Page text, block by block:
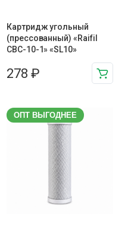
Картридж угольный
(прессованный) «Raifil
CBC-10-1» «SL10»
278 ₽
ОПТ ВЫГОДНЕЕ